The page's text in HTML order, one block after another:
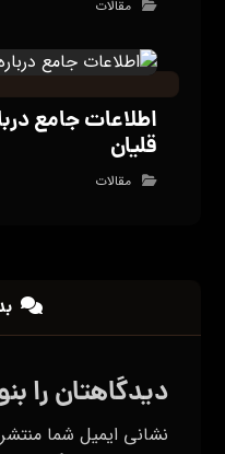
مقالات
اطلاعات جامع
قلیان
مقالات
دیدگاهتان را
نشانی ایمیل شما